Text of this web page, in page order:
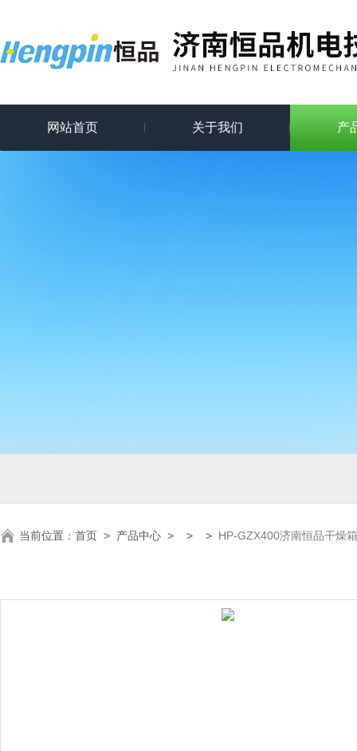
网站首页 关于我们 产
当前位置： 首页 > 产品中心 > > > HP-GZX400济南恒品干燥箱